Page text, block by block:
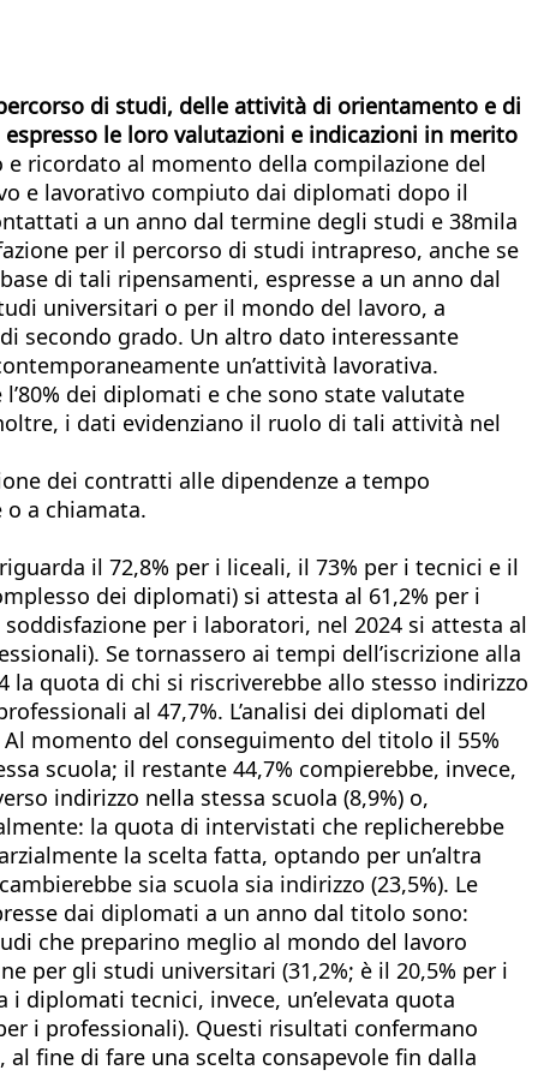
di studi, delle attività di orientamento e di
le loro valutazioni e indicazioni in merito
ricordato al momento della compilazione del
e lavorativo compiuto dai diplomati dopo il
a un anno dal termine degli studi e 38mila
per il percorso di studi intrapreso, anche se
di tali ripensamenti, espresse a un anno dal
universitari o per il mondo del lavoro, a
secondo grado. Un altro dato interessante
un’attività lavorativa.
dei diplomati e che sono state valutate
i dati evidenziano il ruolo di tali attività nel
dei contratti alle dipendenze a tempo
a chiamata.
il 72,8% per i liceali, il 73% per i tecnici e il
dei diplomati) si attesta al 61,2% per i
per i laboratori, nel 2024 si attesta al
Se tornassero ai tempi dell’iscrizione alla
quota di chi si riscriverebbe allo stesso indirizzo
al 47,7%. L’analisi dei diplomati del
momento del conseguimento del titolo il 55%
scuola; il restante 44,7% compierebbe, invece,
indirizzo nella stessa scuola (8,9%) o,
la quota di intervistati che replicherebbe
la scelta fatta, optando per un’altra
sia scuola sia indirizzo (23,5%). Le
dai diplomati a un anno dal titolo sono:
che preparino meglio al mondo del lavoro
per gli studi universitari (31,2%; è il 20,5% per i
i diplomati tecnici, invece, un’elevata quota
i professionali). Questi risultati confermano
fine di fare una scelta consapevole fin dalla